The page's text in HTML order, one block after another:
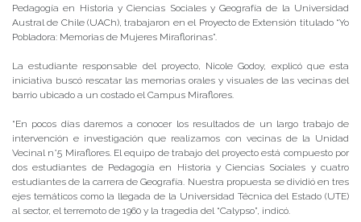
Pedagogía en Historia y Ciencias Sociales y Geografía de la Universidad
Austral de Chile (UACh), trabajaron en el Proyecto de Extensión titulado “Yo
Pobladora: Memorias de Mujeres Miraflorinas”.
La estudiante responsable del proyecto, Nicole Godoy, explicó que esta
iniciativa buscó rescatar las memorias orales y visuales de las vecinas del
barrio ubicado a un costado el Campus Miraflores.
“En pocos días daremos a conocer los resultados de un largo trabajo de
intervención e investigación que realizamos con vecinas de la Unidad
Vecinal n°5 Miraflores. El equipo de trabajo del proyecto está compuesto por
dos estudiantes de Pedagogía en Historia y Ciencias Sociales y cuatro
estudiantes de la carrera de Geografía. Nuestra propuesta se dividió en tres
ejes temáticos como la llegada de la Universidad Técnica del Estado (UTE)
al sector, el terremoto de 1960 y la tragedia del “Calypso”, indicó.